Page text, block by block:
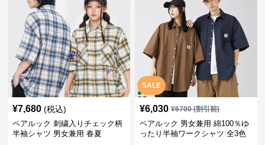
¥7,680 (税込)
ペアルック 刺繍入りチェック柄
半袖シャツ 男女兼用 春夏
SALE
¥6,030 ¥6700(割引前)
ペアルック 男女兼用 綿100％ゆ
ったり半袖ワークシャツ 全3色